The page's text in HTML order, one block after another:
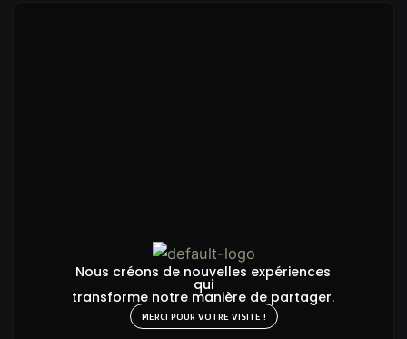
Nous créons de nouvelles expériences
qui
transforme notre manière de partager.
MERCI POUR VOTRE VISITE !